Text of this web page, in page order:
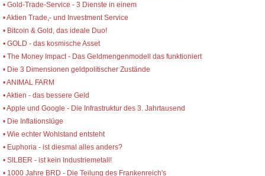
• Gold-Trade-Service - 3 Dienste in einem
• Aktien Trade,- und Investment Service
• Bitcoin & Gold, das ideale Duo!
• GOLD - das kosmische Asset
• The Money Impact - Das Geldmengenmodell das funktioniert
• Die 3 Dimensionen geldpolitischer Zustände
• ANIMAL FARM
• Aktien - das bessere Geld
• Apple und Google - Die Infrastruktur des 3. Jahrtausend
• Die Inflationslüge
• Wie echter Wohlstand entsteht
• Euphoria - ist diesmal alles anders?
• SILBER - ist kein Industriemetall!
• 1000 Jahre BRD - Die Teilung des Frankenreich's